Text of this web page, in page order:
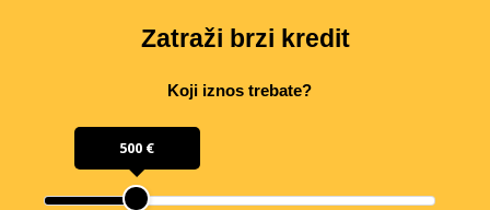
Zatraži brzi kredit
Koji iznos trebate?
500 €